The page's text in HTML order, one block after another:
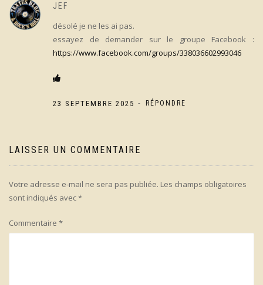
JEF
désolé je ne les ai pas.
essayez de demander sur le groupe Facebook :
https://www.facebook.com/groups/338036602993046
23 SEPTEMBRE 2025 - RÉPONDRE
LAISSER UN COMMENTAIRE
Votre adresse e-mail ne sera pas publiée. Les champs obligatoires
sont indiqués avec*
Commentaire *